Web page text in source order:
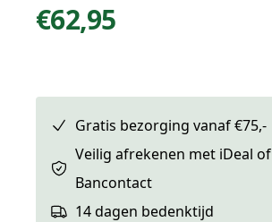
Prijs
€62,95
Gratis bezorging vanaf €75,-
Veilig afrekenen met iDeal of
Bancontact
14 dagen bedenktijd